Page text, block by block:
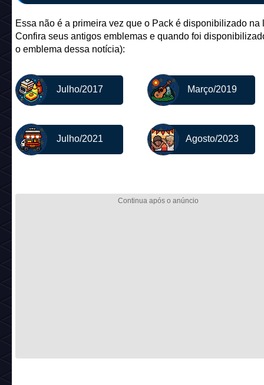
Essa não é a primeira vez que o Pack é disponibilizado na
Confira seus antigos emblemas e quando foi
o emblema dessa notícia):
Julho/2017 Março/2019
Julho/2021 Agosto/2023